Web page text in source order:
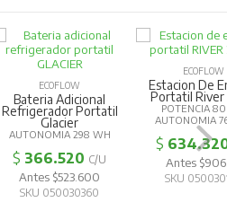
ECOFLOW
Bateria Adicional
Refrigerador Portatil
Glacier
AUTONOMIA 298 WH
$ 366.520 C/U
Antes $523.600
SKU 050030360
ECOFLOW
Estacion De
Portatil River
POTENCIA
AUTONOMIA
$
Antes
SKU